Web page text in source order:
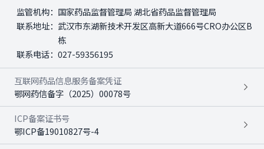
监管机构： 国家药品监督管理局 湖北省药品监督管理局
联系地址： 武汉市东湖新技术开发区高新大道666号CRO办公区B
栋
联系电话： 027-59356195
互联网药品信息服务备案凭证
鄂网药信备字（2025）00078号
ICP备案证书号
鄂ICP备19010827号-4